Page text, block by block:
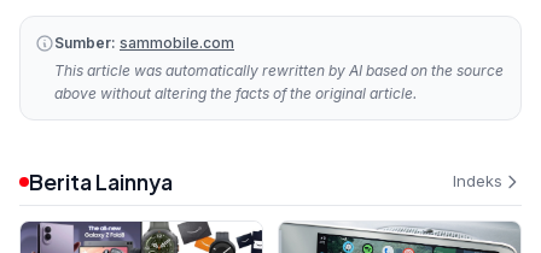
Sumber: sammobile.com
This article was automatically rewritten by AI based on the source
above without altering the facts of the original article.
Berita Lainnya Indeks